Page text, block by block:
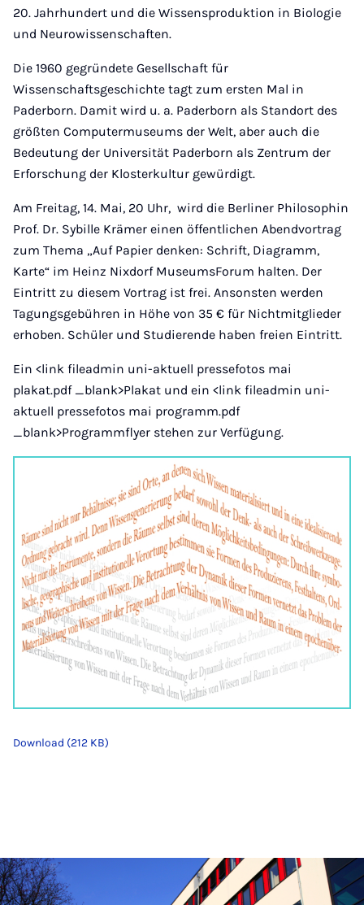
20. Jahrhundert und die Wissensproduktion in Biologie
und Neurowissenschaften.
Die 1960 gegründete Gesellschaft für
Wissenschaftsgeschichte tagt zum ersten Mal in
Paderborn. Damit wird u. a. Paderborn als Standort des
größten Computermuseums der Welt, aber auch die
Bedeutung der Universität Paderborn als Zentrum der
Erforschung der Klosterkultur gewürdigt.
Am Freitag, 14. Mai, 20 Uhr, wird die Berliner Philosophin
Prof. Dr. Sybille Krämer einen öffentlichen Abendvortrag
zum Thema „Auf Papier denken: Schrift, Diagramm,
Karte“ im Heinz Nixdorf MuseumsForum halten. Der
Eintritt zu diesem Vortrag ist frei. Ansonsten werden
Tagungsgebühren in Höhe von 35 € für Nichtmitglieder
erhoben. Schüler und Studierende haben freien Eintritt.
Ein <link fileadmin uni-aktuell pressefotos mai
plakat.pdf _blank>Plakat und ein <link fileadmin uni-
aktuell pressefotos mai programm.pdf
_blank>Programmflyer stehen zur Verfügung.
Download (212 KB)